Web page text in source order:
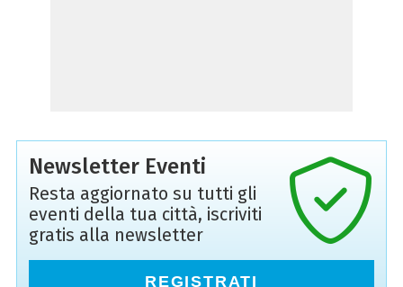
Newsletter Eventi
Resta aggiornato su tutti gli
eventi della tua città, iscriviti
gratis alla newsletter
REGISTRATI